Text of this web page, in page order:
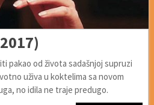
pakao od života sadašnjoj supruzi
uživa u koktelima sa novom
no idila ne traje predugo.